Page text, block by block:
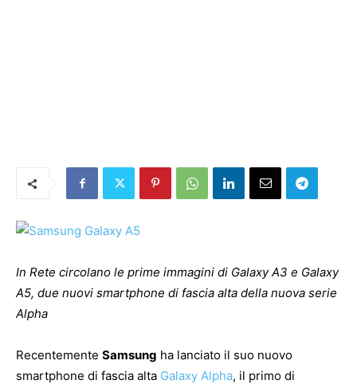
In Rete circolano le prime immagini di Galaxy A3 e Galaxy
A5, due nuovi smartphone di fascia alta della nuova serie
Alpha
Recentemente Samsung ha lanciato il suo nuovo
smartphone di fascia alta Galaxy Alpha, il primo di